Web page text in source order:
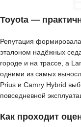
Toyota —
Репутация
эталоном надёжных
городе и на трассе, а
одними из самых
Prius и Camry Hybrid
повседневной
Как проходит